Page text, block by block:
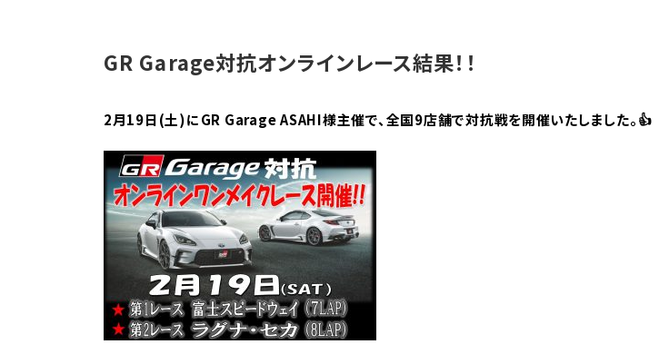
GR Garage対抗オンラインレース結果！！
2月19日(土)にGR Garage ASAHI様主催で、全国9店舗で対抗戦を開催いたしました。👍